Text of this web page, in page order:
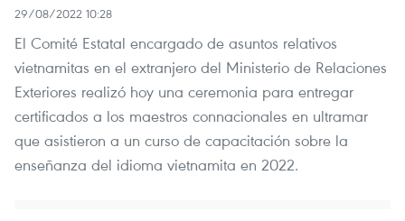
29/08/2022 10:28
El Comité Estatal encargado de asuntos relativos
vietnamitas en el extranjero del Ministerio de Relaciones
Exteriores realizó hoy una ceremonia para entregar
certificados a los maestros connacionales en ultramar
que asistieron a un curso de capacitación sobre la
enseñanza del idioma vietnamita en 2022.